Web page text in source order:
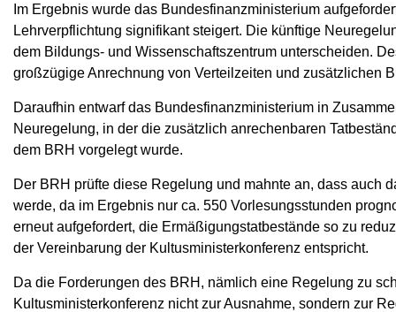
Im Ergebnis wurde das Bundesfinanzministerium
Lehrverpflichtung signifikant steigert. Die künftige
dem Bildungs- und Wissenschaftszentrum unterscheiden.
großzügige Anrechnung von Verteilzeiten und zusätzlichen
Daraufhin entwarf das Bundesfinanzministerium in
Neuregelung, in der die zusätzlich anrechenbaren
dem BRH vorgelegt wurde.
Der BRH prüfte diese Regelung und mahnte an, dass auch
werde, da im Ergebnis nur ca. 550 Vorlesungsstunden
erneut aufgefordert, die Ermäßigungstatbestände so zu
der Vereinbarung der Kultusministerkonferenz entspricht.
Da die Forderungen des BRH, nämlich eine Regelung zu
Kultusministerkonferenz nicht zur Ausnahme, sondern zur